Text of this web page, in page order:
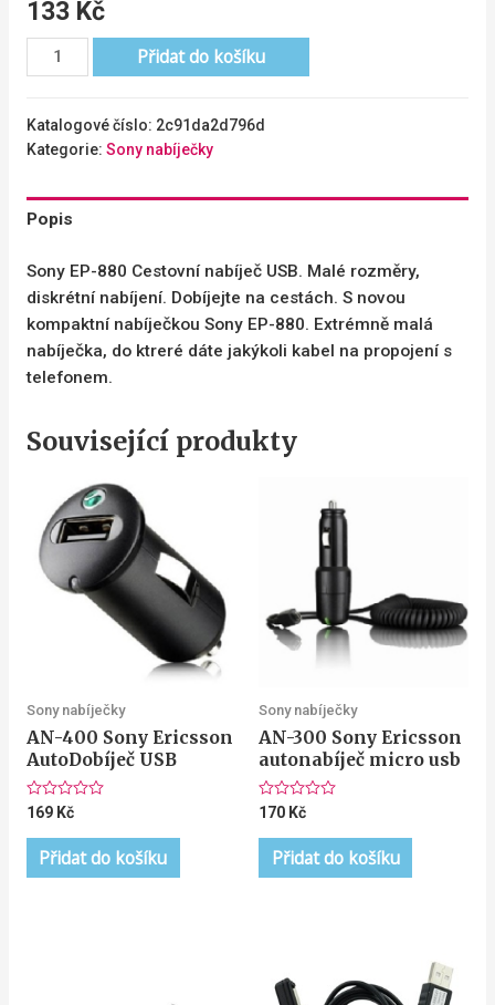
133 Kč
Přidat do košíku
Katalogové číslo: 2c91da2d796d
Kategorie: Sony nabíječky
Popis
Sony EP-880 Cestovní nabíječ USB. Malé rozměry,
diskrétní nabíjení. Dobíjejte na cestách. S novou
kompaktní nabíječkou Sony EP-880. Extrémně malá
nabíječka, do ktreré dáte jakýkoli kabel na propojení s
telefonem.
Související produkty
Sony nabíječky
AN-400 Sony Ericsson
AutoDobíječ USB
Hodnocení
z
169 Kč
Přidat do košíku
Sony nabíječky
AN-300 Sony Ericsson
autonabíječ micro usb
Hodnocení
z
170 Kč
Přidat do košíku